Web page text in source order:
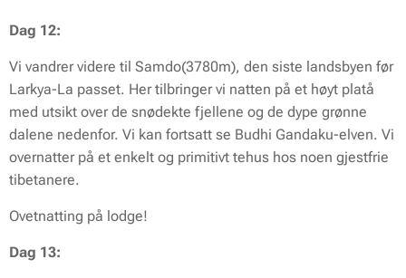
Dag 12:
Vi vandrer videre til Samdo(3780m), den siste landsbyen før
Larkya-La passet. Her tilbringer vi natten på et høyt platå
med utsikt over de snødekte fjellene og de dype grønne
dalene nedenfor. Vi kan fortsatt se Budhi Gandaku-elven. Vi
overnatter på et enkelt og primitivt tehus hos noen gjestfrie
tibetanere.
Ovetnatting på lodge!
Dag 13: